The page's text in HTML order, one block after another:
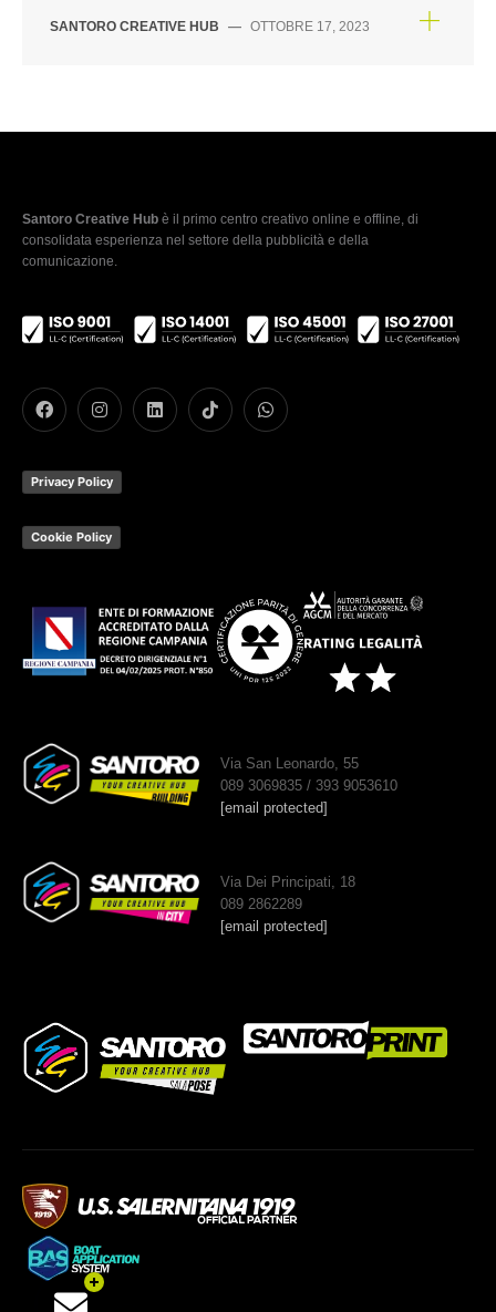
SANTORO CREATIVE HUB — OTTOBRE 17, 2023
Santoro Creative Hub è il primo centro creativo online e offline, di
consolidata esperienza nel settore della pubblicità e della
comunicazione.
Privacy Policy
Cookie Policy
Via San Leonardo, 55
089 3069835 / 393 9053610
[email protected]
Via Dei Principati, 18
089 2862289
[email protected]